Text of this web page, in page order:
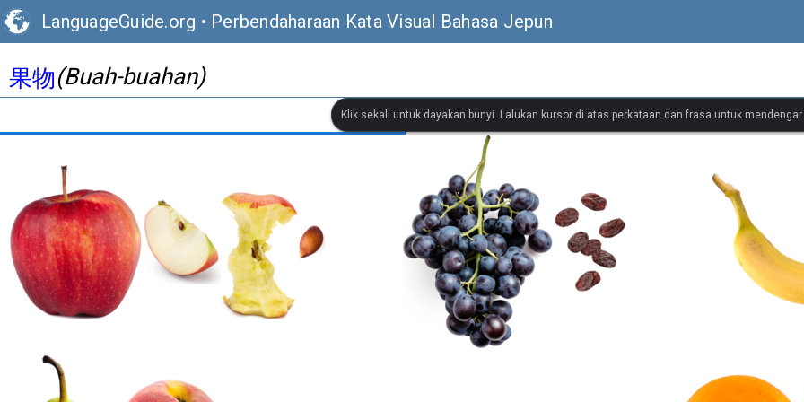
LanguageGuide.org • Perbendaharaan Kata Visual Bahasa Jepun
果物(Buah-buahan)
Klik sekali untuk dayakan bunyi. Lalukan kursor di atas perkataan dan frasa untuk